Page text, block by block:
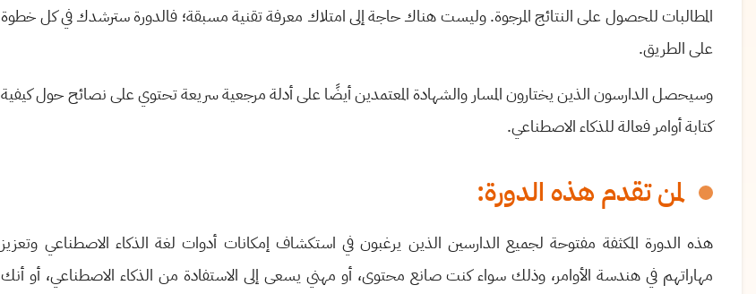
المطالبات للحصول على النتائج المرجوة.وليست هناك حاجة إلى امتلاك معرفة تقنية مسبقة؛ فالدورة سترشدك في كل خطوة
على الطريق.
وسيحصل الدارسون الذين يختارون المسار والشهادة المعتمدين أيضًا على أدلة مرجعية سريعة تحتوي على نصائح حول كيفية
كتابة أوامر فعالة للذكاء الاصطناعي.
لمن تقدم هذه الدورة:
هذه الدورة المكثفة مفتوحة لجميع الدارسين الذين يرغبون في استكشاف إمكانات أدوات لغة الذكاء الاصطناعي وتعزيز
مهاراتهم في هندسة الأوامر، وذلك سواء كنت صانع محتوى، أو مهني يسعى إلى الاستفادة من الذكاء الاصطناعي، أو أنك